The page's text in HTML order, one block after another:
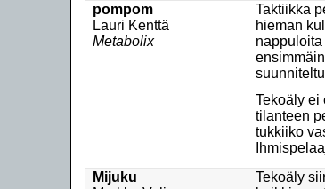
pompom
Lauri Kenttä
Metabolix
Taktiikka
hieman
Tekoäly ei
tilanteen
tukkiiko
Mijuku
Tekoäly